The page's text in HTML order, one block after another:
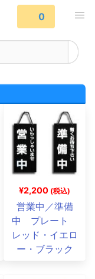
0
¥2,200 (税込)
営業中／準備
中 プレート
レッド・イエロ
ー・ブラック